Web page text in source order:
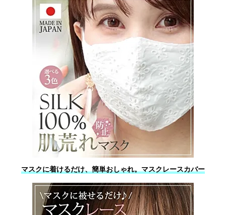
マスクに着けるだけ、簡単おしゃれ。マスクレースカバー